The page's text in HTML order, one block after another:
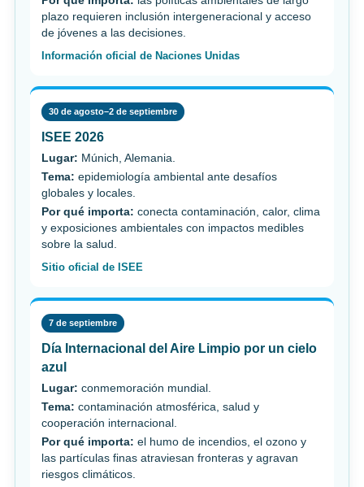
plazo requieren inclusión intergeneracional y acceso
de jóvenes a las decisiones.
Información oficial de Naciones Unidas
30 de agosto–2 de septiembre
ISEE 2026
Lugar: Múnich, Alemania.
Tema: epidemiología ambiental ante desafíos
globales y locales.
Por qué importa: conecta contaminación, calor, clima
y exposiciones ambientales con impactos medibles
sobre la salud.
Sitio oficial de ISEE
7 de septiembre
Día Internacional del Aire Limpio por un cielo
azul
Lugar: conmemoración mundial.
Tema: contaminación atmosférica, salud y
cooperación internacional.
Por qué importa: el humo de incendios, el ozono y
las partículas finas atraviesan fronteras y agravan
riesgos climáticos.